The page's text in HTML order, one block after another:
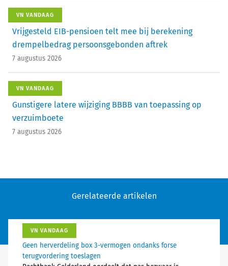
VN VANDAAG
Vrijgesteld EIB-pensioen telt mee bij berekening
drempelbedrag persoonsgebonden aftrek
7 augustus 2026
VN VANDAAG
Gunstigere latere wijziging BBBB van toepassing op
verzuimboete
7 augustus 2026
Gerelateerde artikelen
VN VANDAAG
Geen herverdeling box 3-vermogen ondanks forse
terugvordering toeslagen